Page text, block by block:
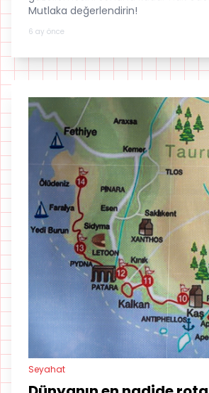
Mutlaka değerlendirin!
6 ay önce
Seyahat